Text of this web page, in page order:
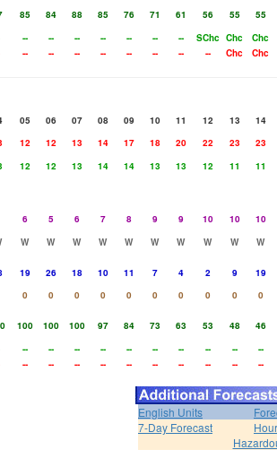
85 84 88 85 76 71 61 56 55 55
-- -- -- -- -- -- -- SChc Chc Chc
-- -- -- -- -- -- -- -- Chc Chc
05 06 07 08 09 10 11 12 13 14
12 12 13 14 17 18 20 22 23 23
12 12 13 14 14 13 13 12 11 11
6 5 6 7 8 9 9 10 10 10
W W W W W W W W W W
19 26 18 10 11 7 4 2 9 19
0 0 0 0 0 0 0 0 0 0
100 100 100 97 84 73 63 53 48 46
-- -- -- -- -- -- -- -- -- --
-- -- -- -- -- -- -- -- -- --
English Units
7-Day Forecast